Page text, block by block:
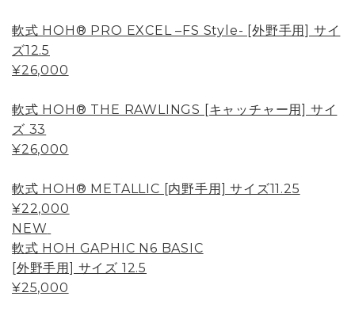
軟式 HOH® PRO EXCEL –FS Style- [外野手用] サイ
ズ12.5
¥26,000
軟式 HOH® THE RAWLINGS [キャッチャー用] サイ
ズ 33
¥26,000
軟式 HOH® METALLIC [内野手用] サイズ11.25
¥22,000
NEW
軟式 HOH GAPHIC N6 BASIC
[外野手用] サイズ 12.5
¥25,000